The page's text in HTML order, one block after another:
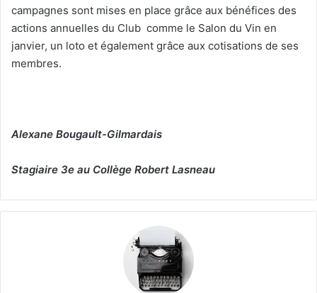
campagnes sont mises en place grâce aux bénéfices des
actions annuelles du Club comme le Salon du Vin en
janvier, un loto et également grâce aux cotisations de ses
membres.
Alexane Bougault-Gilmardais
Stagiaire 3e au Collège Robert Lasneau